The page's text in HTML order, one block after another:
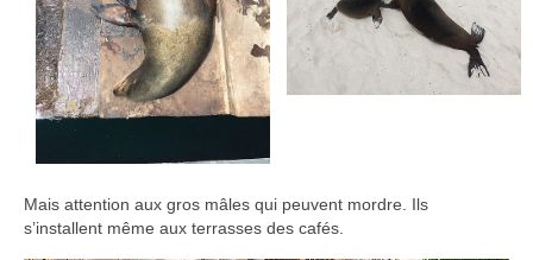
Mais attention aux gros mâles qui peuvent mordre. Ils
s’installent même aux terrasses des cafés.